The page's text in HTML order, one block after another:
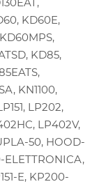
KD60E,
KD85,
KN1100,
LP202,
LP402V,
50, HOOD-
ELETTRONICA,
E, KP200-